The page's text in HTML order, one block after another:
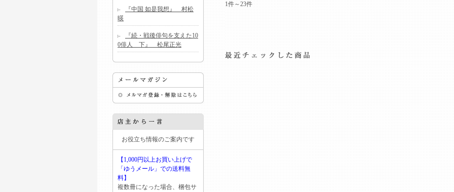
『中国 如是我想』 村松
暎
『続・戦後俳句を支えた10
0俳人 下』 松尾正光
お役立ち情報のご案内です
【1,000円以上お買い上げで
「ゆうメール」での送料無
料】
複数冊になった場合、梱包サ
1件～23件